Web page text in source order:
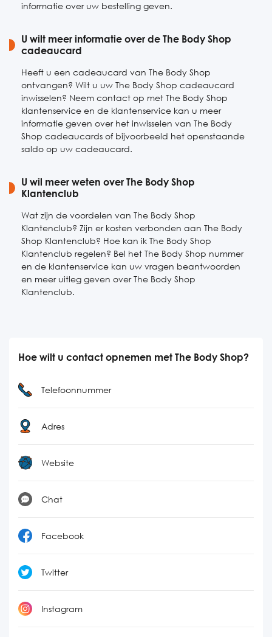
informatie over uw bestelling geven.
U wilt meer informatie over de The Body Shop
cadeaucard
Heeft u een cadeaucard van The Body Shop
ontvangen? Wilt u uw The Body Shop cadeaucard
inwisselen? Neem contact op met The Body Shop
klantenservice en de klantenservice kan u meer
informatie geven over het inwisselen van The Body
Shop cadeaucards of bijvoorbeeld het openstaande
saldo op uw cadeaucard.
U wil meer weten over The Body Shop
Klantenclub
Wat zijn de voordelen van The Body Shop
Klantenclub? Zijn er kosten verbonden aan The Body
Shop Klantenclub? Hoe kan ik The Body Shop
Klantenclub regelen? Bel het The Body Shop nummer
en de klantenservice kan uw vragen beantwoorden
en meer uitleg geven over The Body Shop
Klantenclub.
Hoe wilt u contact opnemen met The Body Shop?
Telefoonnummer
Adres
Website
Chat
Facebook
Twitter
Instagram